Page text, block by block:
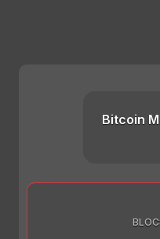
Bitcoin